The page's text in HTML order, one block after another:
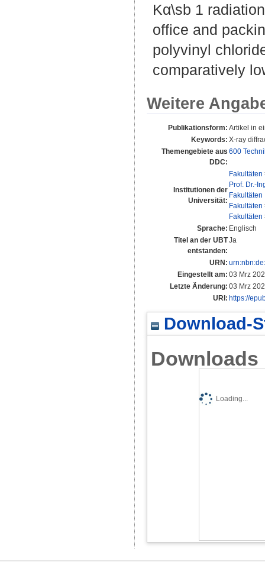
Kα\sb 1
office and
polyvinyl
comparatively
Weitere
Publikationsform: Artikel in
Keywords: X-ray
Themengebiete aus
DDC:
600
Institutionen der
Universität:
Fakultäten
Prof. Dr.-
Fakultäten
Fakultäten
Fakultäten
Sprache: Englisch
Titel an der UBT
entstanden:
Ja
URN:
Eingestellt am: 03 Mrz
Letzte Änderung: 03 Mrz
URI: https://
Download-
Downloads
Loading...